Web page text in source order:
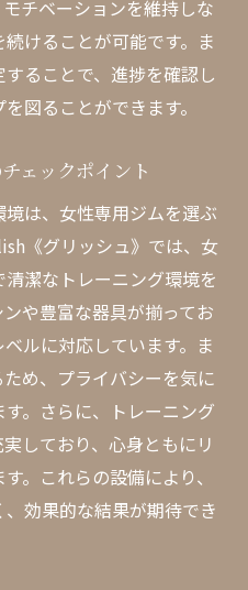
のユニークな取り組み
プランの選び方
プランの選び方
と長期的健康維持
のメリット
進捗管理方法
ション維持のヒント
に最適なジムの選び方
基礎を学ぶ
実度を確認する
標設定の重要性
グテクニックの紹介
トとフィードバック
チベーションを維持しな
けることが可能です。ま
ることで、進捗を確認し
図ることができます。
ェックポイント
は、女性専用ジムを選ぶ
《グリッシュ》では、女
潔なトレーニング環境を
や豊富な器具が揃ってお
ルに対応しています。ま
め、プライバシーを気に
。さらに、トレーニング
しており、心身ともにリ
。これらの設備により、
効果的な結果が期待でき